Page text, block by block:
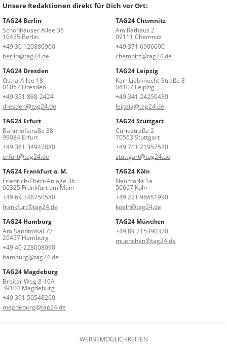
Unsere Redaktionen direkt für Dich vor Ort:
TAG24 Berlin
Schönhauser Allee 36
10435 Berlin
+49 30 120880900
berlin@tag24.de
TAG24 Chemnitz
Am Rathaus 2
09111 Chemnitz
+49 371 6906600
chemnitz@tag24.de
TAG24 Dresden
Ostra-Allee 18
01067 Dresden
+49 351 888-2424
dresden@tag24.de
TAG24 Leipzig
Karl-Liebknecht-Straße 8
04107 Leipzig
+49 341 24250430
leipzig@tag24.de
TAG24 Erfurt
Bahnhofstraße 38
99084 Erfurt
+49 361 34947880
erfurt@tag24.de
TAG24 Stuttgart
Curiestraße 2
70563 Stuttgart
+49 711 21952530
stuttgart@tag24.de
TAG24 Frankfurt a. M.
Friedrich-Ebert-Anlage 36
60325 Frankfurt am Main
+49 69 348750580
frankfurt@tag24.de
TAG24 Köln
Neumarkt 1a
50667 Köln
+49 221 98651990
koeln@tag24.de
TAG24 Hamburg
Am Sandtorkai 77
20457 Hamburg
+49 40 228608090
hamburg@tag24.de
TAG24 München
+49 89 215390320
muenchen@tag24.de
TAG24 Magdeburg
Breiter Weg 8-10A
39104 Magdeburg
+49 391 50548260
magdeburg@tag24.de
WERBEMÖGLICHKEITEN